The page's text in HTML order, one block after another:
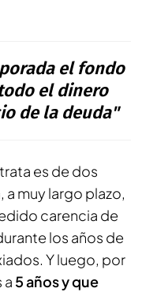
el fondo
el dinero
de la deuda"
es de dos
muy largo plazo,
carencia de
los años de
Y luego, por
a 5 años y que